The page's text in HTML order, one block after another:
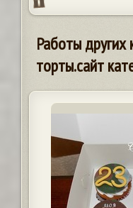
Работы других
торты.сайт